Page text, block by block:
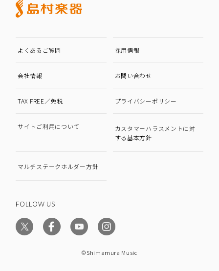
よくあるご質問 採用情報
会社情報 お問い合わせ
TAX FREE／免税 プライバシーポリシー
サイトご利用について
カスタマーハラスメントに対
する基本方針
マルチステークホルダー方針
FOLLOW US
©Shimamura Music